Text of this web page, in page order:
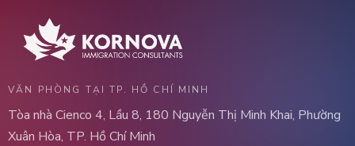
VĂN PHÒNG TẠI TP. HỒ CHÍ MINH
Tòa nhà Cienco 4, Lầu 8, 180 Nguyễn Thị Minh Khai, Phường
Xuân Hòa, TP. Hồ Chí Minh